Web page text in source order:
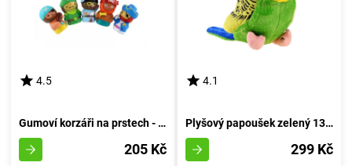
4.5
Gumoví korzáři na prstech - herní hračka pro děti
205 Kč
4.1
Plyšový papoušek zelený 13 cm
299 Kč